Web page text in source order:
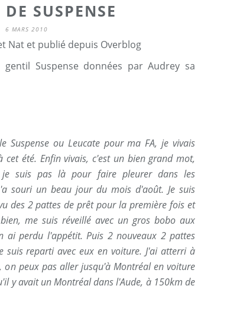
SUSPENSE
6 MARS 2010
Nat et publié depuis Overblog
Suspense données par Audrey sa
Suspense ou Leucate pour ma FA, je vivais
été. Enfin vivais, c'est un bien grand mot,
suis pas là pour faire pleurer dans les
souri un beau jour du mois d'août. Je suis
des 2 pattes de prêt pour la première fois et
me suis réveillé avec un gros bobo aux
ai perdu l'appétit. Puis 2 nouveaux 2 pattes
suis reparti avec eux en voiture. J'ai atterri à
on peux pas aller jusqu'à Montréal en voiture
y avait un Montréal dans l'Aude, à 150km de